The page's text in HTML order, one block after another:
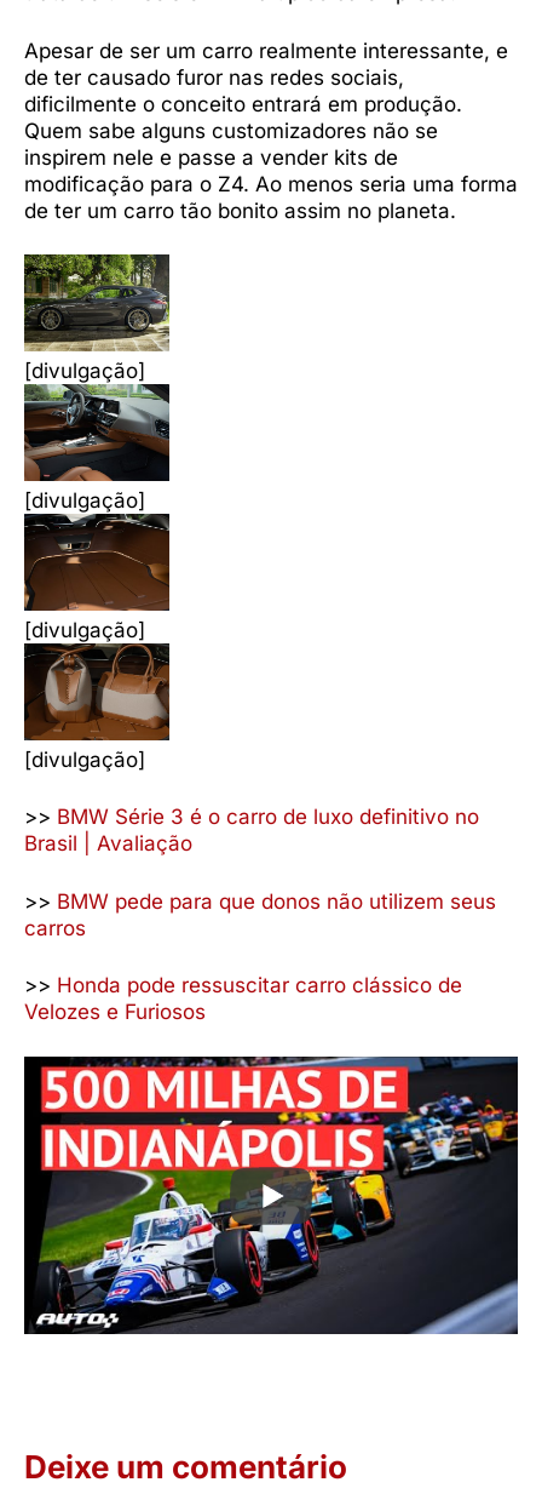
Apesar de ser um carro realmente interessante, e
de ter causado furor nas redes sociais,
dificilmente o conceito entrará em produção.
Quem sabe alguns customizadores não se
inspirem nele e passe a vender kits de
modificação para o Z4. Ao menos seria uma forma
de ter um carro tão bonito assim no planeta.
[divulgação]
[divulgação]
[divulgação]
[divulgação]
>> BMW Série 3 é o carro de luxo definitivo no
Brasil | Avaliação
>> BMW pede para que donos não utilizem seus
carros
>> Honda pode ressuscitar carro clássico de
Velozes e Furiosos
Deixe um comentário